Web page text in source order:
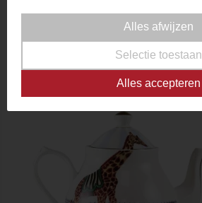
Alles afwijzen
Selectie toestaan
Alles accepteren